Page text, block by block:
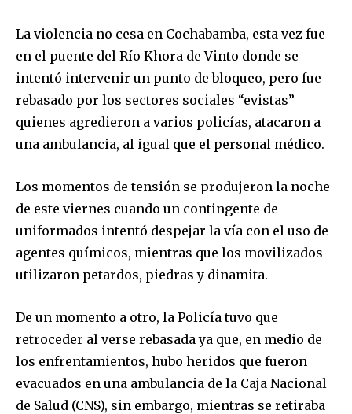
La violencia no cesa en Cochabamba, esta vez fue
en el puente del Río Khora de Vinto donde se
intentó intervenir un punto de bloqueo, pero fue
rebasado por los sectores sociales “evistas”
quienes agredieron a varios policías, atacaron a
una ambulancia, al igual que el personal médico.
Los momentos de tensión se produjeron la noche
de este viernes cuando un contingente de
uniformados intentó despejar la vía con el uso de
agentes químicos, mientras que los movilizados
utilizaron petardos, piedras y dinamita.
De un momento a otro, la Policía tuvo que
retroceder al verse rebasada ya que, en medio de
los enfrentamientos, hubo heridos que fueron
evacuados en una ambulancia de la Caja Nacional
de Salud (CNS), sin embargo, mientras se retiraba